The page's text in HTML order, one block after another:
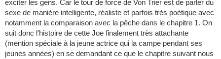
exciter les gens. Car le tour de force de Von Trier est de parler du
sexe de manière intelligente, réaliste et parfois très poétique avec
notamment la comparaison avec la pêche dans le chapitre 1. On
suit donc l'histoire de cette Joe finalement très attachante
(mention spéciale à la jeune actrice qui la campe pendant ses
jeunes années) en se demandant ce que le chapitre suivant nous